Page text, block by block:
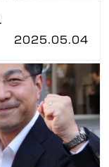
2025.05.04